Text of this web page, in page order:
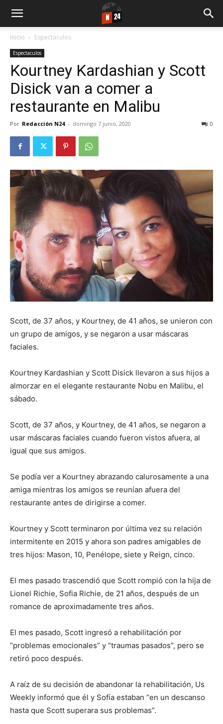
Inicio Espectaculos
Espectaculos
Kourtney Kardashian y Scott
Disick van a comer a
restaurante en Malibu
Por Redacción N24 - domingo 7 junio, 2020 0
Scott, de 37 años, y Kourtney, de 41 años, se unieron con
un grupo de amigos, y se negaron a usar máscaras
faciales.
Kourtney Kardashian y Scott Disick llevaron a sus hijos a
almorzar en el elegante restaurante Nobu en Malibu, el
sábado.
Scott, de 37 años, y Kourtney, de 41 años, se negaron a
usar máscaras faciales cuando fueron vistos afuera, al
igual que sus amigos.
Se podía ver a Kourtney abrazando calurosamente a una
amiga mientras los amigos se reunían afuera del
restaurante antes de dirigirse a comer.
Kourtney y Scott terminaron por última vez su relación
intermitente en 2015 y ahora son padres amigables de
tres hijos: Mason, 10, Penélope, siete y Reign, cinco.
El mes pasado trascendió que Scott rompió con la hija de
Lionel Richie, Sofia Richie, de 21 años, después de un
romance de aproximadamente tres años.
El mes pasado, Scott ingresó a rehabilitación por
“problemas emocionales” y “traumas pasados”, pero se
retiró poco después.
A raíz de su decisión de abandonar la rehabilitación, Us
Weekly informó que él y Sofía estaban “en un descanso
hasta que Scott superara sus problemas”.